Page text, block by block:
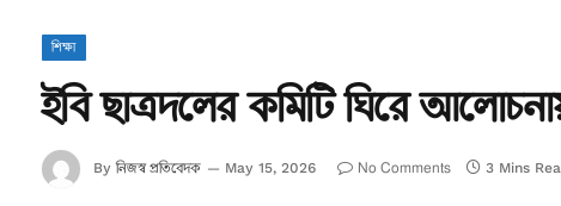
শিক্ষা
ইবি ছাত্রদলের কমিটি ঘিরে
By নিজস্ব প্রতিবেদক May 15, 2026 No Comments 3 Mins